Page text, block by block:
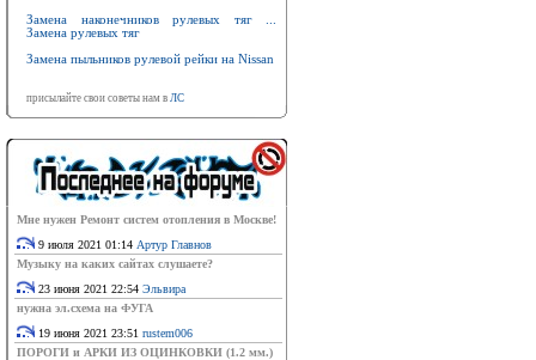
Замена наконечников рулевых тяг ...
Замена рулевых тяг
Замена пыльников рулевой рейки на Nissan
присылайте свои советы нам в ЛС
Мне нужен Ремонт систем отопления в Москве!
9 июля 2021 01:14 Артур Главнов
Музыку на каких сайтах слушаете?
23 июня 2021 22:54 Эльвира
нужна эл.схема на ФУГА
19 июня 2021 23:51 rustem006
ПОРОГИ и АРКИ ИЗ ОЦИНКОВКИ (1.2 мм.)